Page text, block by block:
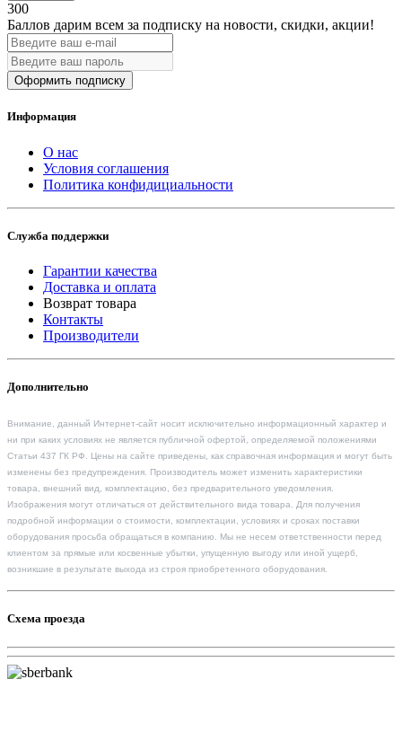
300
Баллов дарим всем за подписку на новости, скидки, акции!
Оформить подписку
Информация
О нас
Условия соглашения
Политика конфидициальности
Служба поддержки
Гарантии качества
Доставка и оплата
Возврат товара
Контакты
Производители
Дополнительно
Внимание, данный Интернет-сайт носит исключительно информационный характер и
ни при каких условиях не является публичной офертой, определяемой положениями
Статьи 437 ГК РФ. Цены на сайте приведены, как справочная информация и могут быть
изменены без предупреждения. Производитель может изменить характеристики
товара, внешний вид, комплектацию, без предварительного уведомления.
Изображения могут отличаться от действительного вида товара. Для получения
подробной информации о стоимости, комплектации, условиях и сроках поставки
оборудования просьба обращаться в компанию. Мы не несем ответственности перед
клиентом за прямые или косвенные убытки, упущенную выгоду или иной ущерб,
возникшие в результате выхода из строя приобретенного оборудования.
Схема проезда